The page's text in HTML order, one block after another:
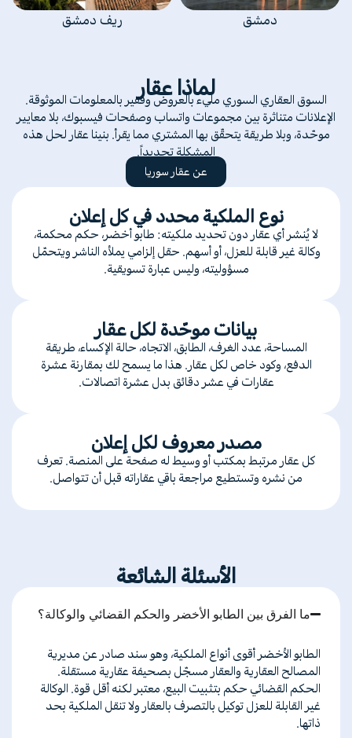
دمشق ريف دمشق
لماذا عقار
السوق العقاري السوري مليء بالعروض وفقير بالمعلومات الموثوقة.
الإعلانات متناثرة بين مجموعات واتساب وصفحات فيسبوك، بلا معايير
موحّدة، وبلا طريقة يتحقّق بها المشتري مما يقرأ. بنينا عقار لحل هذه
المشكلة تحديداً.
عن عقار سوريا
نوع الملكية محدد في كل إعلان
لا يُنشر أي عقار دون تحديد ملكيته: طابو أخضر، حكم محكمة،
وكالة غير قابلة للعزل، أو أسهم. حقل إلزامي يملأه الناشر ويتحمّل
مسؤوليته، وليس عبارة تسويقية.
بيانات موحّدة لكل عقار
المساحة، عدد الغرف، الطابق، الاتجاه، حالة الإكساء، طريقة
الدفع، وكود خاص لكل عقار. هذا ما يسمح لك بمقارنة عشرة
عقارات في عشر دقائق بدل عشرة اتصالات.
مصدر معروف لكل إعلان
كل عقار مرتبط بمكتب أو وسيط له صفحة على المنصة. تعرف
من نشره وتستطيع مراجعة باقي عقاراته قبل أن تتواصل.
الأسئلة الشائعة
ما الفرق بين الطابو الأخضر والحكم القضائي والوكالة؟
الطابوالأخضر أقوى أنواعالملكية،وهوسندصادر عنمديرية
المصالحالعقاريةوالعقار مسجّل بصحيفةعقاريةمستقلة.
الحكمالقضائي حكمبتثبيتالبيع،معتبر لكنهأقل قوة.الوكالة
غير القابلةللعزل توكيل بالتصرفبالعقار ولاتنقل الملكيةبحد
ذاتها.